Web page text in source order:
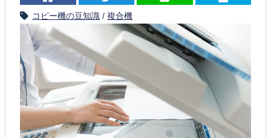
コピー機の豆知識 / 複合機